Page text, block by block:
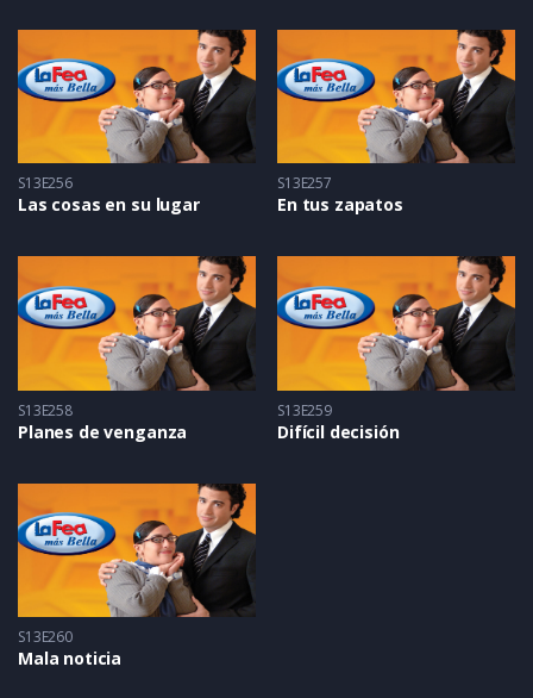
S13E256
Las cosas en su lugar
S13E257
En tus zapatos
S13E258
Planes de venganza
S13E259
Difícil decisión
S13E260
Mala noticia